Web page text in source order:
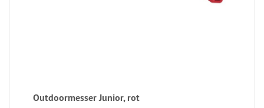
Outdoormesser Junior, rot